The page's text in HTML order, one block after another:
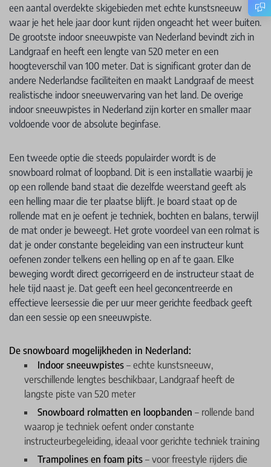
een aantal overdekte skigebieden met echte kunstsneeuw
waar je het hele jaar door kunt rijden ongeacht het weer buiten.
De grootste indoor sneeuwpiste van Nederland bevindt zich in
Landgraaf en heeft een lengte van 520 meter en een
hoogteverschil van 100 meter. Dat is significant groter dan de
andere Nederlandse faciliteiten en maakt Landgraaf de meest
realistische indoor sneeuwervaring van het land. De overige
indoor sneeuwpistes in Nederland zijn korter en smaller maar
voldoende voor de absolute beginfase.
Een tweede optie die steeds populairder wordt is de
snowboard rolmat of loopband. Dit is een installatie waarbij je
op een rollende band staat die dezelfde weerstand geeft als
een helling maar die ter plaatse blijft. Je board staat op de
rollende mat en je oefent je techniek, bochten en balans, terwijl
de mat onder je beweegt. Het grote voordeel van een rolmat is
dat je onder constante begeleiding van een instructeur kunt
oefenen zonder telkens een helling op en af te gaan. Elke
beweging wordt direct gecorrigeerd en de instructeur staat de
hele tijd naast je. Dat geeft een heel geconcentreerde en
effectieve leersessie die per uur meer gerichte feedback geeft
dan een sessie op een sneeuwpiste.
De snowboard mogelijkheden in Nederland:
Indoor sneeuwpistes – echte kunstsneeuw,
verschillende lengtes beschikbaar, Landgraaf heeft de
langste piste van 520 meter
Snowboard rolmatten en loopbanden – rollende band
waarop je techniek oefent onder constante
instructeurbegeleiding, ideaal voor gerichte techniek training
Trampolines en foam pits – voor freestyle rijders die